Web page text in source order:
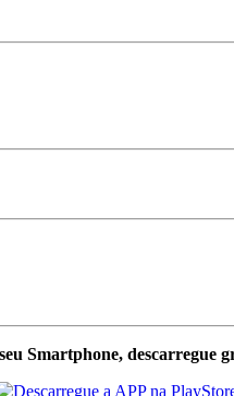
Smartphone, descarregue